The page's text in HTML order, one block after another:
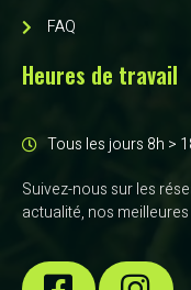
FAQ
Heures de travail
Tous les jours 8h >
Suivez-nous sur les
actualité, nos